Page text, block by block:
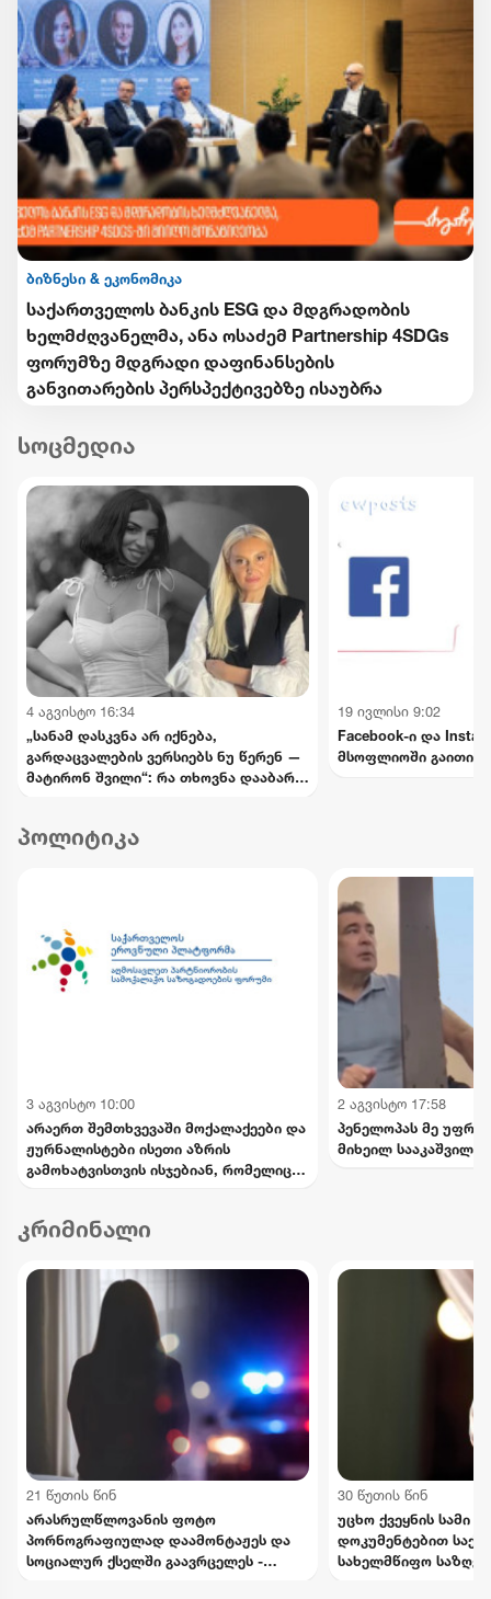
ბიზნესი & ეკონომიკა
საქართველოს ბანკის ESG და მდგრადობის
ხელმძღვანელმა, ანა ოსაძემ Partnership 4SDGs
ფორუმზე მდგრადი დაფინანსების
განვითარების პერსპექტივებზე ისაუბრა
სოცმედია
4 აგვისტო 16:34
„სანამ დასკვნა არ იქნება,
გარდაცვალების ვერსიებს ნუ წერენ —
მატირონ შვილი“: რა თხოვნა დააბარა
19 ივლისი 9:02
Facebook-ი და
მსოფლიოში გაითიშა
პოლიტიკა
3 აგვისტო 10:00
არაერთ შემთხვევაში მოქალაქეები და
ჟურნალისტები ისეთი აზრის
გამოხატვისთვის ისჯებიან, რომელიც
ეროვნული პლატფორმა
2 აგვისტო 17:58
პენელოპას მე უფრო
მიხეილ სააკაშვილი
კრიმინალი
21 წუთის წინ
არასრულწლოვანის ფოტო
პორნოგრაფიულად დაამონტაჟეს და
სოციალურ ქსელში გაავრცელეს -
30 წუთის წინ
უცხო ქვეყნის სამი
დოკუმენტებით
სახელმწიფო